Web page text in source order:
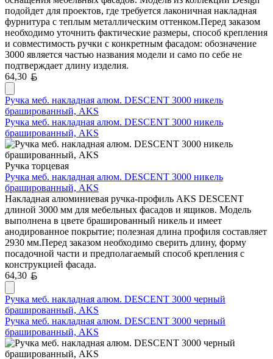
подойдет для проектов, где требуется лаконичная накладная
фурнитура с теплым металлическим оттенком.Перед заказом
необходимо уточнить фактические размеры, способ крепления
и совместимость ручки с конкретным фасадом: обозначение
3000 является частью названия модели и само по себе не
подтверждает длину изделия.
64,30
Ручка меб. накладная алюм. DESCENT 3000 никель
брашированный, AKS
Ручка меб. накладная алюм. DESCENT 3000 никель
брашированный, AKS
Ручка торцевая
Ручка меб. накладная алюм. DESCENT 3000 никель
брашированный, AKS
Накладная алюминиевая ручка-профиль AKS DESCENT
длиной 3000 мм для мебельных фасадов и ящиков. Модель
выполнена в цвете брашированный никель и имеет
анодированное покрытие; полезная длина профиля составляет
2930 мм.Перед заказом необходимо сверить длину, форму
посадочной части и предполагаемый способ крепления с
конструкцией фасада.
64,30
Ручка меб. накладная алюм. DESCENT 3000 черный
брашированный, AKS
Ручка меб. накладная алюм. DESCENT 3000 черный
брашированный, AKS